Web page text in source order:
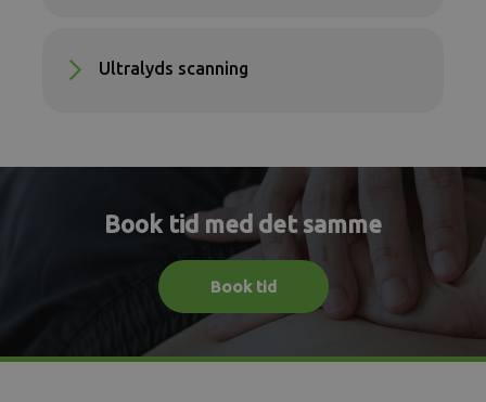
Ultralyds scanning
Book tid med det samme
Book tid